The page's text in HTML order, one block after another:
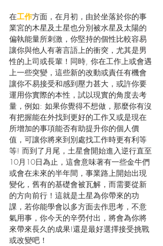
在工作方面，在月初，由於坐落於你的事
業宮的木星及土星也分別被水星及太陽的
偏執能量所刺激，你堅持的個性比較容易
讓你與他人有著言語上的衝突，尤其是男
性的上司或長輩！同時, 你在工作上或會遇
上一些突變，這些新的改動或責任有機會
讓你不易接受和感到壓力甚大，或許你要
運用你實際的本性，試以現實的角度去考
量，例如: 如果你覺得不想做，那麼你有沒
有把握能在外找到更好的工作又或是現在
所增加的事項能否有助提升你的個人價
值，可讓你將來到別處找工作時更有利等
等! 而到了月尾，土星會開始進入逆行直至
10月10日為止，這會意味著有一些金牛們
或會在未來的半年間，事業路上開始出現
變化，舊有的基礎會被瓦解，而需要從新
的方向前行！這就是土星為你帶來的功
課，若你能學會以多方面去作思考，不意
氣用事，你今天的辛勞付出，將會為你將
來帶來長久的成果!還是最好選擇接受挑戰
或改變吧！